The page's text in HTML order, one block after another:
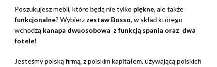
Poszukujesz mebli, które będą nie tylko piękne, ale także
funkcjonalne? Wybierz zestaw Bosso, w skład którego
wchodzą kanapa dwuosobowa z funkcją spania oraz dwa
fotele!
Jesteśmy polską firmą, z polskim kapitałem, używającą polskich